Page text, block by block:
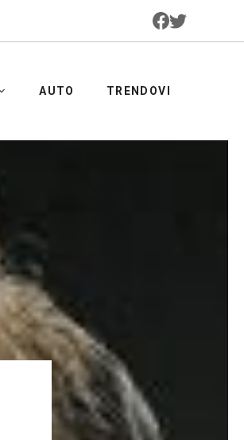
AUTO TRENDOVI